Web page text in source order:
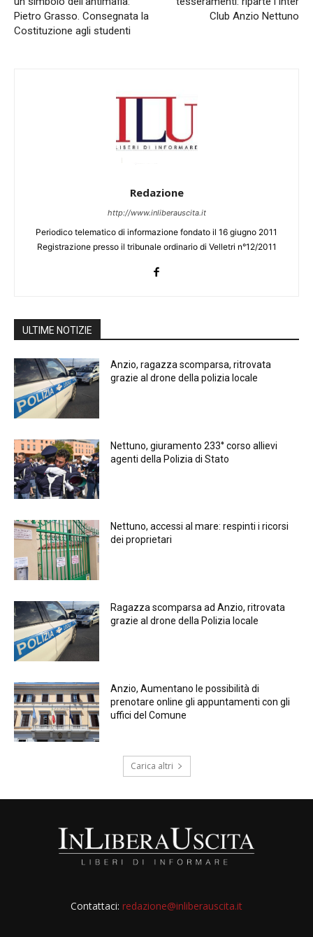
Pietro Grasso. Consegnata la
Costituzione agli studenti
Club Anzio Nettuno
Redazione
http://www.inliberauscita.it
Periodico telematico di informazione fondato il 16 giugno 2011
Registrazione presso il tribunale ordinario di Velletri n°12/2011
ULTIME NOTIZIE
Anzio, ragazza scomparsa, ritrovata
grazie al drone della polizia locale
Nettuno, giuramento 233° corso allievi
agenti della Polizia di Stato
Nettuno, accessi al mare: respinti i ricorsi
dei proprietari
Ragazza scomparsa ad Anzio, ritrovata
grazie al drone della Polizia locale
Anzio, Aumentano le possibilità di
prenotare online gli appuntamenti con gli
uffici del Comune
Carica altri
Contattaci: redazione@inliberauscita.it